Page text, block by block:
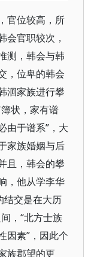
官位较高，所
会官职较次，
测，韩会与韩
，位卑的韩会
洄家族进行攀
状，家有谱
由于谱系”，大
家族婚姻与后
且，韩会的攀
，他从学李华
结交是在大历
，“北方士族
因素”，因此个
族郡望的更